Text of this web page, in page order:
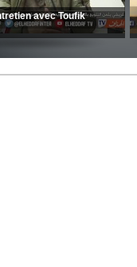
Saïd évoque le large
Mouloudia face au FC